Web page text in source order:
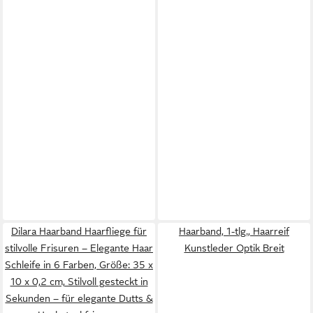
Dilara Haarband Haarfliege für
stilvolle Frisuren – Elegante Haar
Schleife in 6 Farben, Größe: 35 x
10 x 0,2 cm, Stilvoll gesteckt in
Sekunden – für elegante Dutts &
Haarband, 1-tlg., Haarreif
Kunstleder Optik Breit